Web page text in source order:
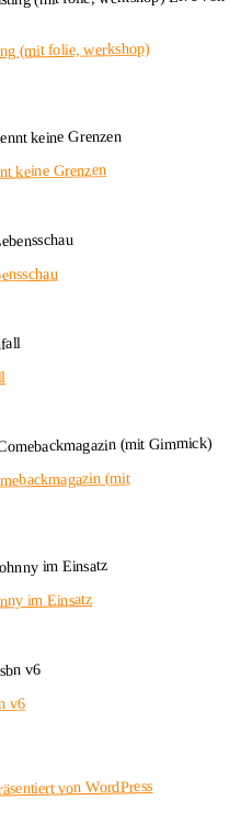
(mit folie, werkshop)
keine Grenzen
(mit
im Einsatz
v6
von WordPress